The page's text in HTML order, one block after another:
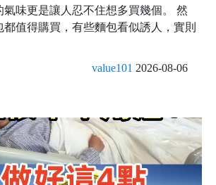
味更是讓人忍不住想多買幾個。 然
值得購買，有些麵包看似誘人，實則
value101 2026-08-06